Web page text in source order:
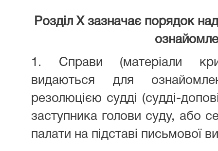
Розділ X зазначає порядок
1. Справи (матеріали
видаються для
резолюцією судді (судді-
заступника голови суду, або
палати на підставі письмової